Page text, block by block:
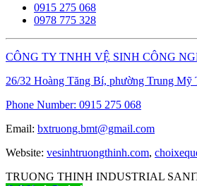
0915 275 068
0978 775 328
CÔNG TY TNHH VỆ SINH CÔNG
26/32 Hoàng Tăng Bí, phường Trung
Phone Number: 0915 275 068
Email: bxtruong.bmt@gmail.com
Website: vesinhtruongthinh.com,
TRUONG THINH INDUSTRIAL